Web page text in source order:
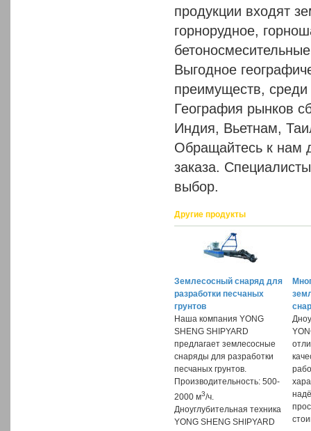
продукции входят
горнорудное,
Выгодное
преимуществ, среди
География рынков
Индия, Вьетнам,
Обращайтесь к нам
заказа.
выбор.
Другие продукты
Землесосный снаряд для
разработки песчаных
грунтов
Наша компания YONG
SHENG SHIPYARD
предлагает землесосные
снаряды для разработки
песчаных грунтов.
Производительность: 500-
2000 м3/ч.
Дноуглубительная техника
YONG SHENG SHIPYARD